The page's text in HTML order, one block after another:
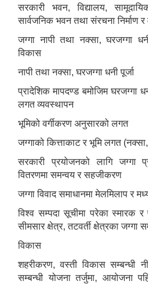
सरकारी भवन, विद्यालय,
सार्वजनिक भवन तथा संरचना निर्माण र
जग्गा नापी तथा नक्सा, घरजग्गा
विकास
नापी तथा नक्सा, घरजग्गा धनी पूर्जा
प्रादेशिक मापदण्ड बमोजिम घरजग्गा
लगत व्यवस्थापन
भूमिको वर्गीकरण अनुसारको लगत
जग्गाको कित्ताकाट र भूमि लगत
सरकारी प्रयोजनको लागि जग्गा
वितरणमा समन्वय र सहजीकरण
जग्गा विवाद समाधानमा मेलमिलाप र
विश्व सम्पदा सूचीमा परेका स्मारक र
सीमसार क्षेत्र, तटवर्ती क्षेत्रका जग्गा
विकास
शहरीकरण, वस्ती विकास सम्बन्धी
सम्बन्धी योजना तर्जुमा, आयोजना